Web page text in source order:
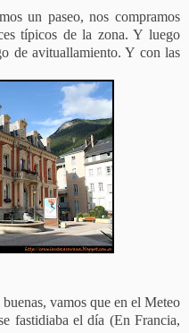
un paseo, nos compramos
típicos de la zona. Y luego
de avituallamiento. Y con las
vamos que en el Meteo
fastidiaba el día (En Francia,